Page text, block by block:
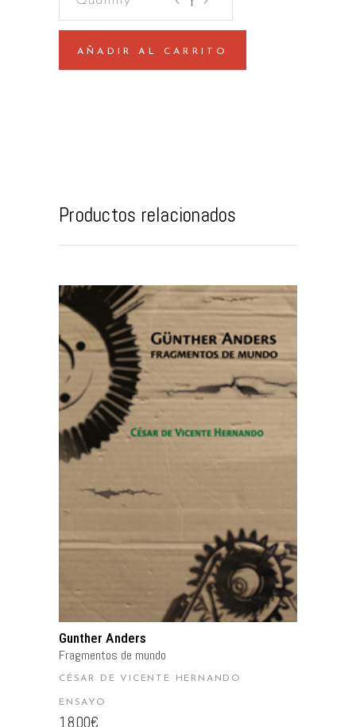
zoológica
AÑADIR AL CARRITO
Productos relacionados
AÑADIR AL CARRITO
Gunther Anders
Fragmentos de mundo
CÉSAR DE VICENTE HERNANDO
ENSAYO
18.00€